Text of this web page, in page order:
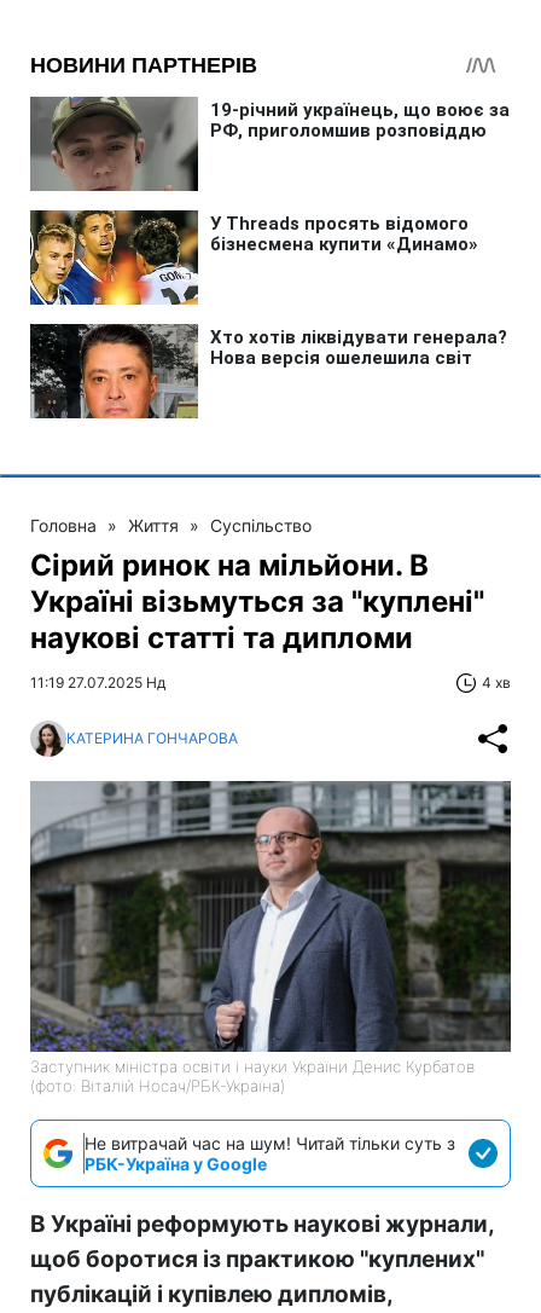
Головна » Життя » Суспільство
Сірий ринок на мільйони. В
Україні візьмуться за "куплені"
наукові статті та дипломи
11:19 27.07.2025 Нд 4 хв
КАТЕРИНА ГОНЧАРОВА
Заступник міністра освіти і науки України Денис Курбатов
(фото: Віталій Носач/РБК-Україна)
Не витрачай час на шум! Читай тільки суть з
РБК-Україна у Google
В Україні реформують наукові журнали,
щоб боротися із практикою "куплених"
публікацій і купівлею дипломів,